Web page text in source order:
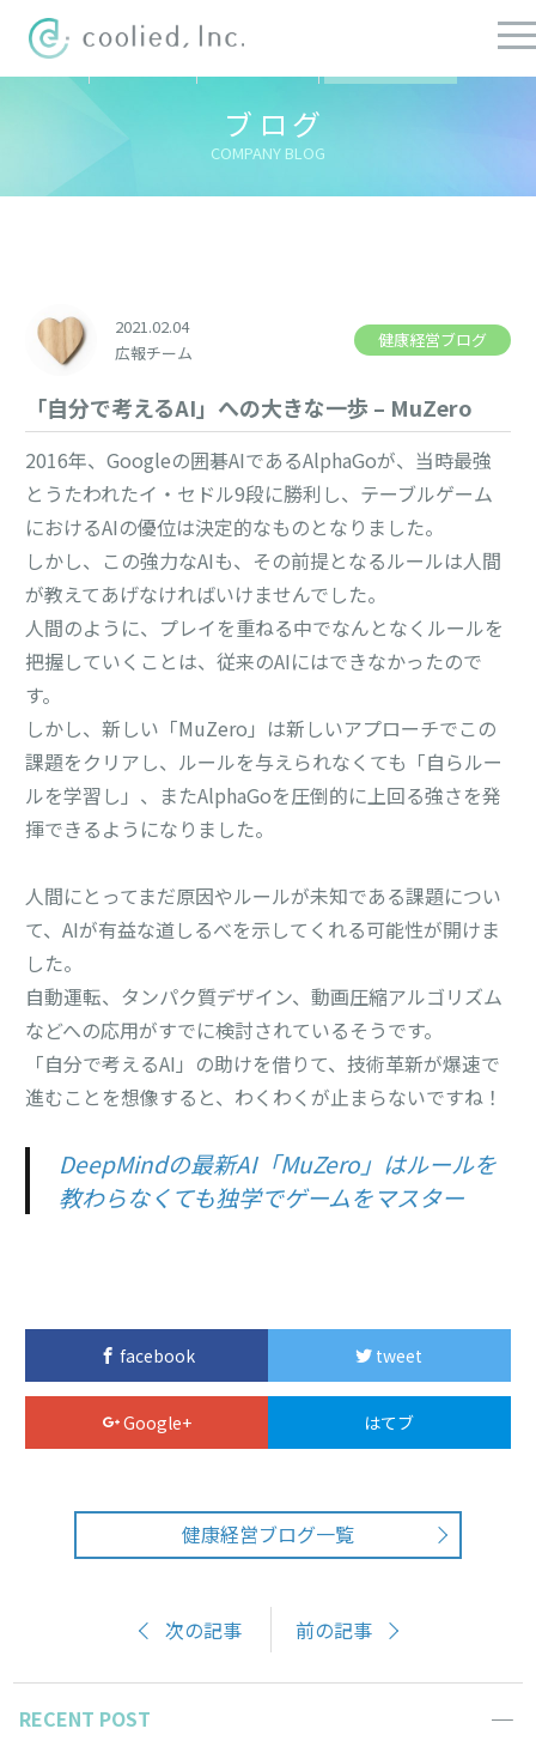
ブログ
COMPANY BLOG
ての記事
2021.02.04
広報チーム
健康経営ブログ
「自分で考えるAI」への大きな一歩 – MuZero
2016年、Googleの囲碁AIであるAlphaGoが、当時最強
とうたわれたイ・セドル9段に勝利し、テーブルゲーム
におけるAIの優位は決定的なものとなりました。
しかし、この強力なAIも、その前提となるルールは人間
が教えてあげなければいけませんでした。
人間のように、プレイを重ねる中でなんとなくルールを
把握していくことは、従来のAIにはできなかったので
す。
しかし、新しい「MuZero」は新しいアプローチでこの
課題をクリアし、ルールを与えられなくても「自らルー
ルを学習し」、またAlphaGoを圧倒的に上回る強さを発
揮できるようになりました。
人間にとってまだ原因やルールが未知である課題につい
て、AIが有益な道しるべを示してくれる可能性が開けま
した。
自動運転、タンパク質デザイン、動画圧縮アルゴリズム
などへの応用がすでに検討されているそうです。
「自分で考えるAI」の助けを借りて、技術革新が爆速で
進むことを想像すると、わくわくが止まらないですね！
DeepMindの最新AI「MuZero」はルールを
教わらなくても独学でゲームをマスター
facebook tweet
Google+ はてブ
健康経営ブログ一覧
次の記事 前の記事
RECENT POST